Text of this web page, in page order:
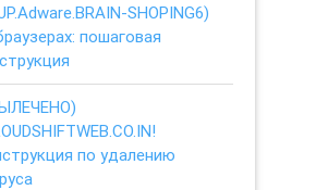
SHOPING6)
пошаговая
по удалению